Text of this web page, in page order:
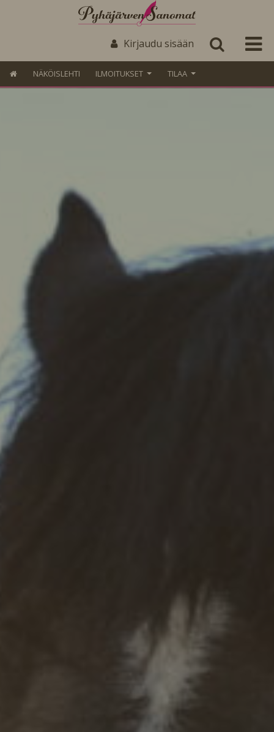
Kirjaudu sisään
NÄKÖISLEHTI ILMOITUKSET TILAA